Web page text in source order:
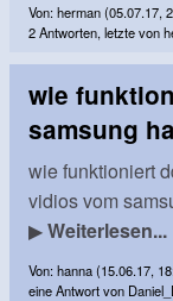
Von: herman (05.07.17,
2 Antworten, letzte von
wie
samsung
wie funktioniert
vidios vom
▶Weiterlesen...
Von: hanna (15.06.17,
eine Antwort von